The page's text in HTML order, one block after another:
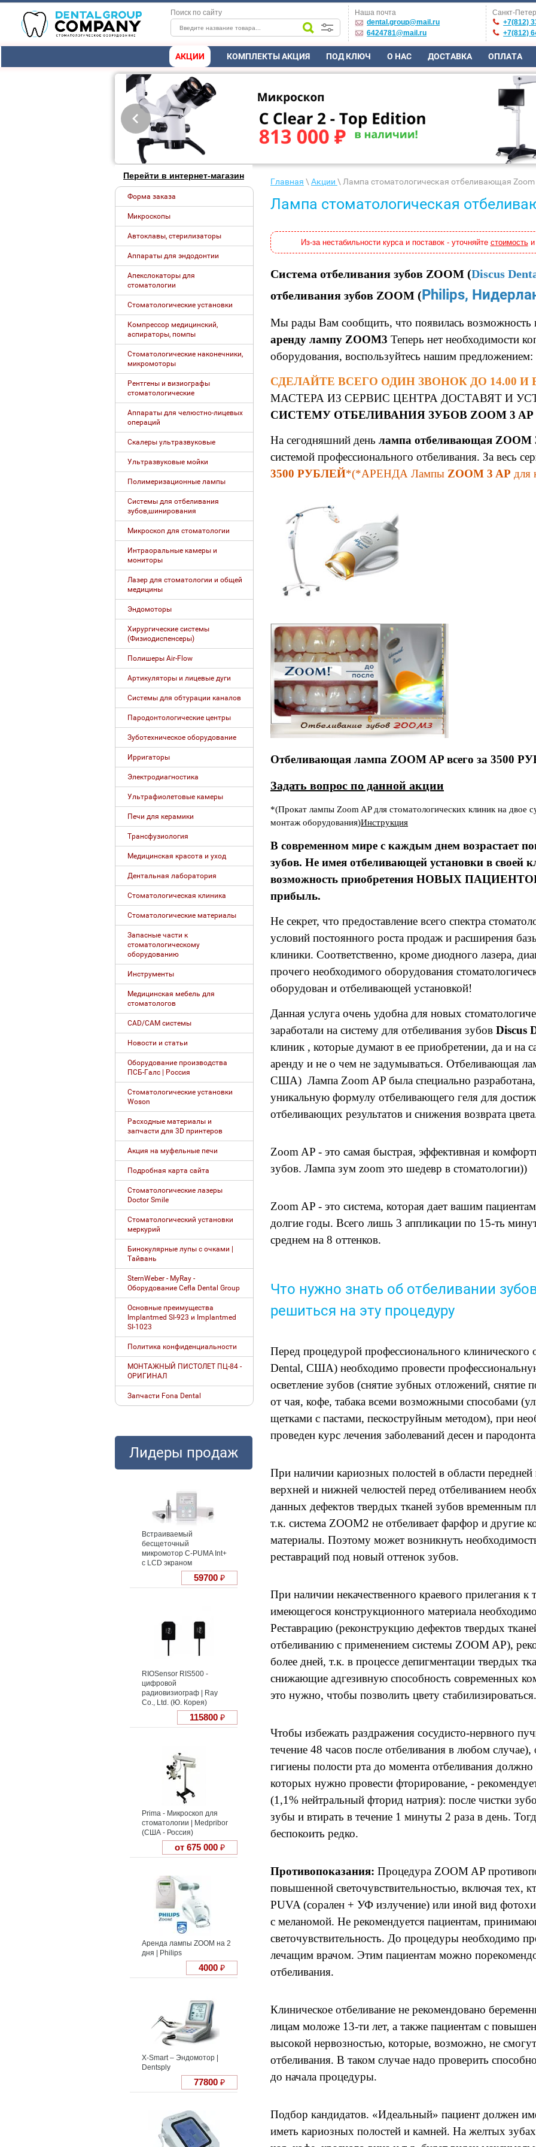
Поиск по сайту
Наша почта
dental.group@mail.ru
6424781@mail.ru
Санкт-
+7(812)
+7(812)
АКЦИИ КОМПЛЕКТЫ АКЦИЯ ПОД КЛЮЧ О НАС ДОСТАВКА ОПЛАТА
Перейти в интернет-магазин
Форма заказа
Микроскопы
Автоклавы, стерилизаторы
Аппараты для эндодонтии
Апекслокаторы для
стоматологии
Стоматологические установки
Компрессор медицинский,
аспираторы, помпы
Стоматологические наконечники,
микромоторы
Рентгены и визиографы
стоматологические
Аппараты для челюстно-лицевых
операций
Скалеры ультразвуковые
Ультразвуковые мойки
Полимеризационные лампы
Системы для отбеливания
зубов,шинирования
Микроскоп для стоматологии
Интраоральные камеры и
мониторы
Лазер для стоматологии и общей
медицины
Эндомоторы
Хирургические системы
(Физиодиспенсеры)
Полишеры Air-Flow
Артикуляторы и лицевые дуги
Системы для обтурации каналов
Пародонтологические центры
Зуботехническое оборудование
Ирригаторы
Электродиагностика
Ультрафиолетовые камеры
Печи для керамики
Трансфузиология
Медицинская красота и уход
Дентальная лаборатория
Стоматологическая клиника
Стоматологические материалы
Запасные части к
стоматологическому
оборудованию
Инструменты
Медицинская мебель для
стоматологов
CAD/CAM системы
Новости и статьи
Оборудование производства
ПСБ-Галс | Россия
Стоматологические установки
Woson
Расходные материалы и
запчасти для 3D принтеров
Акция на муфельные печи
Подробная карта сайта
Стоматологические лазеры
Doctor Smile
Стоматологический установки
меркурий
Бинокулярные лупы с очками |
Тайвань
SternWeber - MyRay -
Оборудование Cefla Dental Group
Основные преимущества
Implantmed SI-923 и Implantmed
SI-1023
Политика конфиденциальности
МОНТАЖНЫЙ ПИСТОЛЕТ ПЦ-84 -
ОРИГИНАЛ
Запчасти Fona Dental
Лидеры продаж
Встраиваемый
бесщеточный
микромотор С-PUMA Int+
с LCD экраном
59700 ₽
RIOSensor RIS500 -
цифровой
радиовизиограф | Ray
Co., Ltd. (Ю. Корея)
115800 ₽
Prima - Микроскоп для
стоматологии | Medpribor
(США - Россия)
от 675 000 ₽
Аренда лампы ZOOM на 2
дня | Philips
4000 ₽
X-Smart – Эндомотор |
Dentsply
77800 ₽
Главная \ Акции \ Лампа стоматологическая отбеливающая Zoom
Лампа стоматологическая
Из-за нестабильности курса и поставок - уточняйте стоимостьи
Система отбеливания зубов ZOOM (Discus
отбеливания зубов ZOOM (Philips,
Мы рады Вам сообщить, что появилась возможность
аренду лампу ZOOM3 Теперь нет необходимости
оборудования, воспользуйтесь нашим предложением:
СДЕЛАЙТЕ ВСЕГО ОДИН ЗВОНОК ДО 14.00 И
МАСТЕРА ИЗ СЕРВИС ЦЕНТРА ДОСТАВЯТ И
СИСТЕМУ ОТБЕЛИВАНИЯ ЗУБОВ ZOOM 3 AP
На сегодняшний день лампа отбеливающая ZOOM
системой профессионального отбеливания. За весь
3500 РУБЛЕЙ*(*АРЕНДА Лампы ZOOM 3 AP для
Отбеливающая лампа ZOOM AP всего за 3500
Задать вопрос по данной акции
*(Прокат лампы Zoom AP для стоматологических клиник на двое
монтаж оборудования)Инструкция
В современном мире с каждым днем возрастает
зубов. Не имея отбеливающей установки в своей
возможность приобретения НОВЫХ ПАЦИЕНТОВ
прибыль.
Не секрет, что предоставление всего спектра
условий постоянного роста продаж и расширения
клиники. Соответственно, кроме диодного лазера,
прочего необходимого оборудования
оборудован и отбеливающей установкой!
Данная услуга очень удобна для новых
заработали на систему для отбеливания зубов Discus
клиник , которые думают в ее приобретении, да и на
аренду и не о чем не задумываться. Отбеливающая
США) Лампа Zoom AP была специально
уникальную формулу отбеливающего геля для
отбеливающих результатов и снижения возврата
Zoom AP - это самая быстрая, эффективная и
зубов. Лампа зум zoom это шедевр в стоматологии))
Zoom AP - это система, которая дает вашим
долгие годы. Всего лишь 3 аппликации по 15-ть
среднем на 8 оттенков.
Что нужно знать об отбеливании
решиться на эту процедуру
Перед процедурой профессионального
Dental, США) необходимо провести
осветление зубов (снятие зубных отложений, снятие
от чая, кофе, табака всеми возможными способами
щетками с пастами, пескоструйным методом), при
проведен курс лечения заболеваний десен и
При наличии кариозных полостей в области
верхней и нижней челюстей перед отбеливанием
данных дефектов твердых тканей зубов временным
т.к. система ZOOM2 не отбеливает фарфор и другие
материалы. Поэтому может возникнуть
реставраций под новый оттенок зубов.
При наличии некачественного краевого прилегания к
имеющегося конструкционного материала
Реставрацию (реконструкцию дефектов твердых
отбеливанию с применением системы ZOOM AP),
более дней, т.к. в процессе депигментации твердых
снижающие адгезивную способность современных
это нужно, чтобы позволить цвету стабилизироваться.
Чтобы избежать раздражения сосудисто-нервного
течение 48 часов после отбеливания в любом
гигиены полости рта до момента отбеливания
которых нужно провести фторирование, -
(1,1% нейтральный фторид натрия): после чистки
зубы и втирать в течение 1 минуты 2 раза в день.
беспокоить редко.
Противопоказания: Процедура ZOOM AP
повышенной светочувствительностью, включая тех,
PUVA (сорален + УФ излучение) или иной вид
с меланомой. Не рекомендуется пациентам,
светочувствительность. До процедуры необходимо
лечащим врачом. Этим пациентам можно
отбеливания.
Клиническое отбеливание не рекомендовано
лицам моложе 13-ти лет, а также пациентам с
высокой нервозностью, которые, возможно, не
отбеливания. В таком случае надо проверить
до начала процедуры.
Подбор кандидатов. «Идеальный» пациент должен
иметь кариозных полостей и камней. На желтых